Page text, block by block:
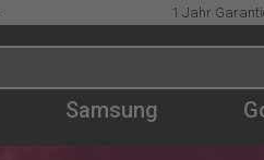
1 Jahr
Samsung